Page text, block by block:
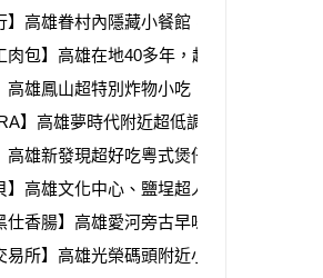
】高雄眷村內隱藏小餐館，老屋歲月、懷
肉包】高雄在地40多年，超人氣手工包子
高雄鳳山超特別炸物小吃，綿密芋泥蛋黃
】高雄夢時代附近超低調歐包、明太子
高雄新發現超好吃粵式煲仔菜，必吃鹹香
】高雄文化中心、鹽埕超人氣甜點，新鮮
仕香腸】高雄愛河旁古早味香腸、關東煮
易所】高雄光榮碼頭附近小點心，外皮香